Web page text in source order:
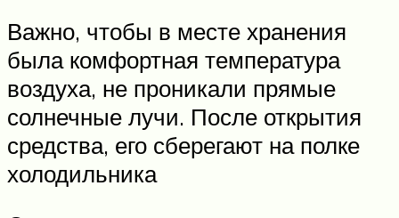
Важно, чтобы в месте хранения
была комфортная температура
воздуха, не проникали прямые
солнечные лучи. После открытия
средства, его сберегают на полке
холодильника